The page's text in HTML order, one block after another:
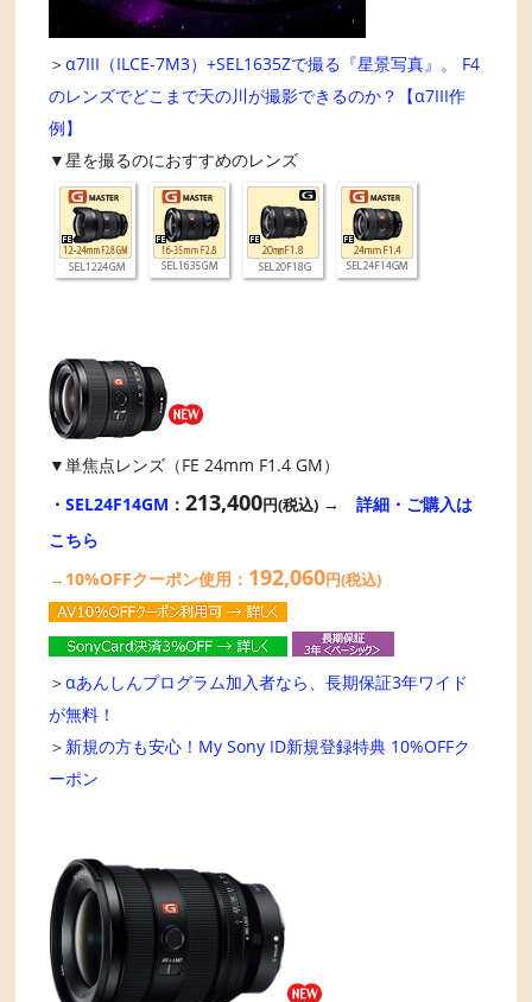
＞α7III（ILCE-7M3）+SEL1635Zで撮る『星景写真』。 F4
のレンズでどこまで天の川が撮影できるのか？【α7III作
例】
▼星を撮るのにおすすめのレンズ
▼単焦点レンズ（FE 24mm F1.4 GM）
・SEL24F14GM ：213,400円(税込) →詳細・ご購入は
こちら
→10%OFFクーポン使用： 192,060円(税込)
＞αあんしんプログラム加入者なら、長期保証3年ワイド
が無料！
＞ 新規の方も安心！My Sony ID新規登録特典 10%OFFク
ーポン